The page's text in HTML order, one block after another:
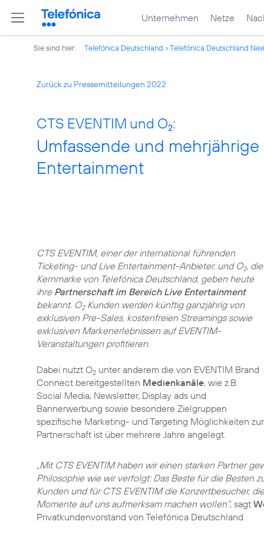
Unternehmen Netze
Sie sind hier: Telefónica Deutschland Telefónica Deutschland
Zurück zu Pressemitteilungen 2022
CTS EVENTIM und O2:
Umfassende und
Entertainment
CTS EVENTIM, einer der international führenden
Ticketing- und Live Entertainment-Anbieter, und O2, die
Kernmarke von Telefónica Deutschland, geben heute
ihre Partnerschaft im Bereich Live Entertainment
bekannt. O2Kunden werden künftig ganzjährig von
exklusiven Pre-Sales, kostenfreien Streamings sowie
exklusiven Markenerlebnissen auf EVENTIM-
Veranstaltungen profitieren.
Dabei nutzt O2 unter anderem die von EVENTIM Brand
Connect bereitgestellten Medienkanäle, wie z.B.
Social Media, Newsletter, Display ads und
Bannerwerbung sowie besondere Zielgruppen
spezifische Marketing- und Targeting Möglichkeiten
Partnerschaft ist über mehrere Jahre angelegt.
„Mit CTS EVENTIM haben wir einen starken Partner
Philosophie wie wir verfolgt: Das Beste für die Besten
Kunden und für CTS EVENTIM die Konzertbesucher,
Momente auf uns aufmerksam machen wollen“, sagt